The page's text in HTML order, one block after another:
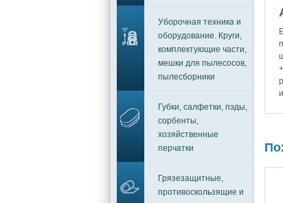
Уборочная техника и
оборудование. Круги,
комплектующие части,
мешки для пылесосов,
пылесборники
Губки, салфетки, пэды,
сорбенты,
хозяйственные
перчатки
Грязезащитные,
противоскользящие и